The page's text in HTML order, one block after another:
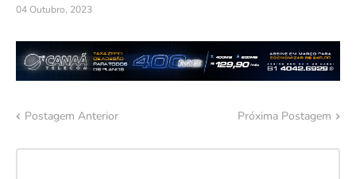
04 Outubro, 2023
Postagem Anterior Próxima Postagem